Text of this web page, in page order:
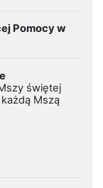
Pomocy w
świętej
Mszą